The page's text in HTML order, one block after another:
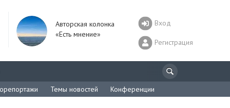
Авторская колонка
«Есть мнение»
Вход
Регистрация
Темы новостей Конференции